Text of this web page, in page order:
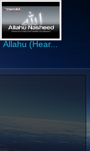
Allahu (Hear...